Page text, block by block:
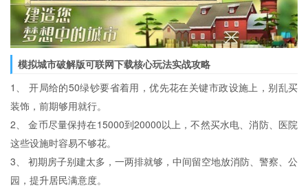
模拟城市破解版可联网下载核心玩法实战攻略
1、 开局给的50绿钞要省着用，优先花在关键市政设施上，别乱买
装饰，前期够用就行。
2、 金币尽量保持在15000到20000以上，不然买水电、消防、医院
这些设施时容易不够花。
3、 初期房子别建太多，一两排就够，中间留空地放消防、警察、公
园，提升居民满意度。